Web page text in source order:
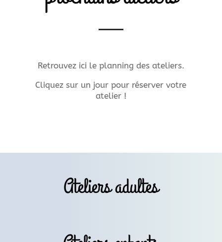
Retrouvez ici le planning des ateliers.
Cliquez sur un jour pour réserver votre
atelier !
Ateliers adultes